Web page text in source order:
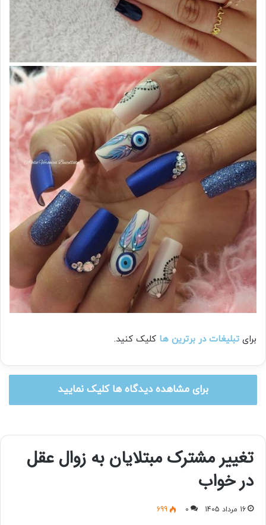
برای تبلیغات در برترین ها کلیک کنید.
برای مشاهده دیدگاه ها کلیک نمایید